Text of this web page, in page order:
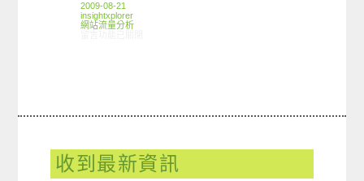
2009-08-21
insightxplorer
網站流量分析
收到最新資訊